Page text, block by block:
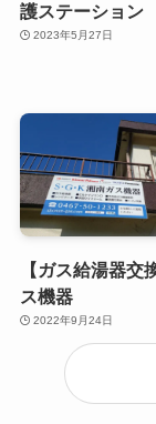
護ステーション
2023年5月27日
【ガス給湯器交
ス機器
2022年9月24日